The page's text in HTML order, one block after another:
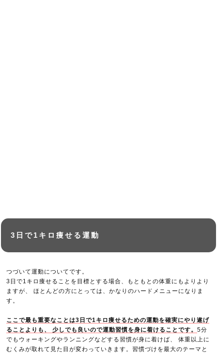
3日で1キロ痩せる運動
つづいて運動についてです。
3日で1キロ痩せることを目標とする場合、もともとの体重にもよりより
ますが、 ほとんどの方にとっては、かなりのハードメニューになりま
す。
ここで最も重要なことは3日で1キロ痩せるための運動を確実にやり遂げ
ることよりも、 少しでも良いので運動習慣を身に着けることです。5分
でもウォーキングやランニングなどする習慣が身に着けば、 体重以上に
むくみが取れて見た目が変わっていきます。習慣づけを最大のテーマと